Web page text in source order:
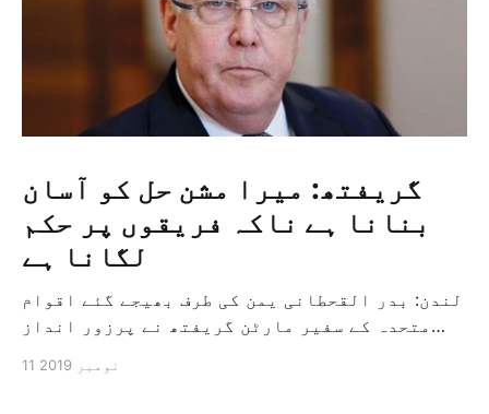
گریفتھ: میرا مشن حل کو آسان
بنانا ہے ناکہ فریقوں پر حکم
لگانا ہے
لندن: بدر القحطانی یمن کی طرف بھیجے گئے اقوام
متحدہ کے سفیر مارٹن گریفتھ نے پرزور انداز
ثالثی اور اس کشمکش کی حدبندی کرنے کے لئے ایک
11 نومبر 2019